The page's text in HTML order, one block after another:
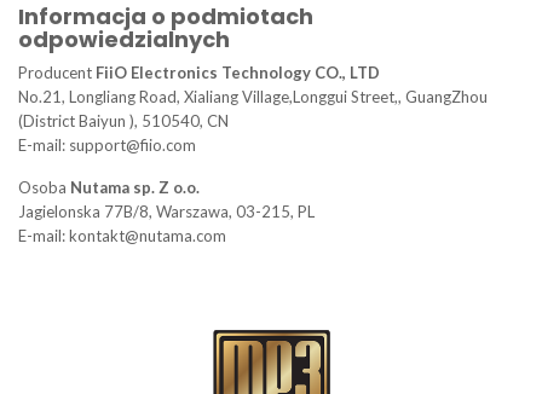
Informacja o podmiotach
odpowiedzialnych
Producent FiiO Electronics Technology CO., LTD
No.21, Longliang Road, Xialiang Village,Longgui Street,, GuangZhou
(District Baiyun ), 510540, CN
E-mail: support@fiio.com
Osoba Nutama sp. Z o.o.
Jagielonska 77B/8, Warszawa, 03-215, PL
E-mail: kontakt@nutama.com